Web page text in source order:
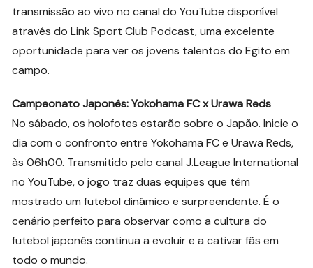
transmissão ao vivo no canal do YouTube disponível
através do Link Sport Club Podcast, uma excelente
oportunidade para ver os jovens talentos do Egito em
campo.
Campeonato Japonês: Yokohama FC x Urawa Reds
No sábado, os holofotes estarão sobre o Japão. Inicie o
dia com o confronto entre Yokohama FC e Urawa Reds,
às 06h00. Transmitido pelo canal J.League International
no YouTube, o jogo traz duas equipes que têm
mostrado um futebol dinâmico e surpreendente. É o
cenário perfeito para observar como a cultura do
futebol japonês continua a evoluir e a cativar fãs em
todo o mundo.